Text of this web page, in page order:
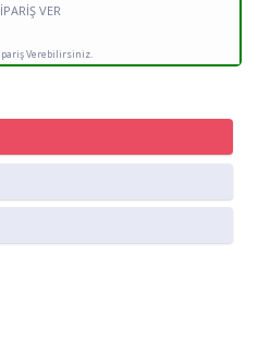
VER
Verebilirsiniz.